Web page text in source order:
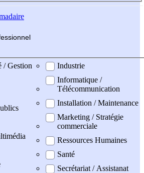
/ Gestion
Industrie
Informatique /
Télécommunication
Installation / Maintenance
Marketing / Stratégie
commerciale
Ressources Humaines
Santé
Secrétariat / Assistanat